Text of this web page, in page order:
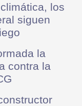
los
siguen
la
contra la